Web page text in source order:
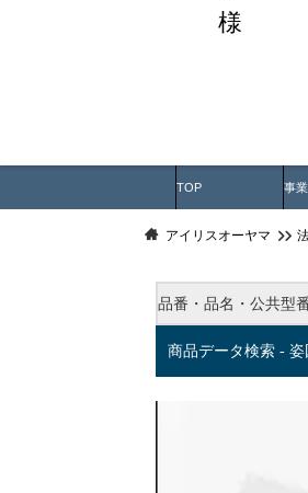
様
TOP 事
アイリスオーヤマ
品番・品名・公共型
商品データ検索 -